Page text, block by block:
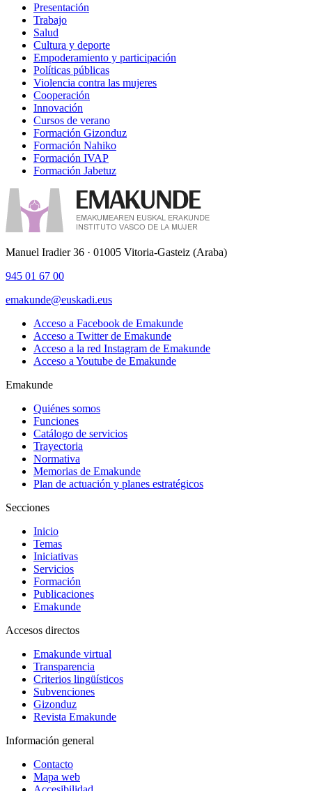
Presentación
Trabajo
Salud
Cultura y deporte
Empoderamiento y participación
Políticas públicas
Violencia contra las mujeres
Cooperación
Innovación
Cursos de verano
Formación Gizonduz
Formación Nahiko
Formación IVAP
Formación Jabetuz
Manuel Iradier 36 · 01005 Vitoria-Gasteiz (Araba)
945 01 67 00
emakunde@euskadi.eus
Acceso a Facebook de Emakunde
Acceso a Twitter de Emakunde
Acceso a la red Instagram de Emakunde
Acceso a Youtube de Emakunde
Emakunde
Quiénes somos
Funciones
Catálogo de servicios
Trayectoria
Normativa
Memorias de Emakunde
Plan de actuación y planes estratégicos
Secciones
Inicio
Temas
Iniciativas
Servicios
Formación
Publicaciones
Emakunde
Accesos directos
Emakunde virtual
Transparencia
Criterios lingüísticos
Subvenciones
Gizonduz
Revista Emakunde
Información general
Contacto
Mapa web